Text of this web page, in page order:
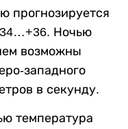
прогнозируется
Ночью
возможны
западного
в секунду.
температура